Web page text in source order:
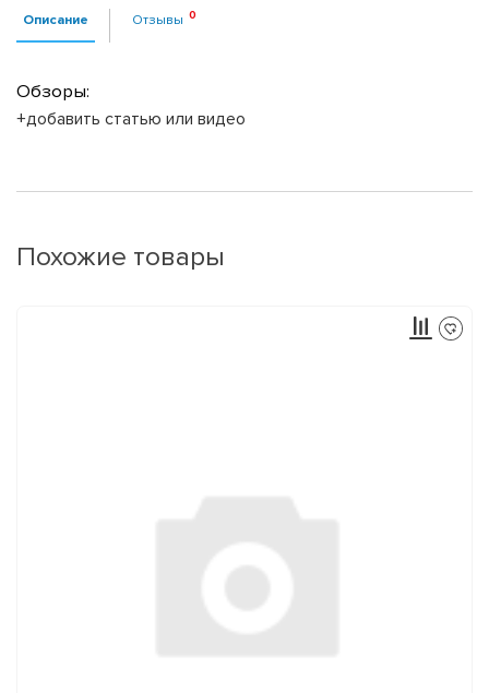
Описание Отзывы
Обзоры:
+добавить статью или видео
Похожие товары